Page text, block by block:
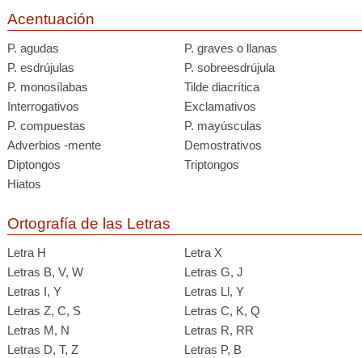
Acentuación
P. agudas
P. graves o llanas
P. esdrújulas
P. sobreesdrújula
P. monosílabas
Tilde diacrítica
Interrogativos
Exclamativos
P. compuestas
P. mayúsculas
Adverbios -mente
Demostrativos
Diptongos
Triptongos
Hiatos
Ortografía de las Letras
Letra H
Letra X
Letras B, V, W
Letras G, J
Letras I, Y
Letras Ll, Y
Letras Z, C, S
Letras C, K, Q
Letras M, N
Letras R, RR
Letras D, T, Z
Letras P, B